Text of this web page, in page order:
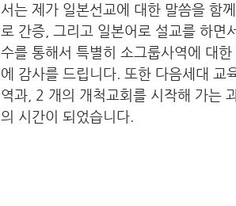
서는 제가 일본선교에 대한 말씀을 함
로 간증, 그리고 일본어로 설교를 하면
수를 통해서 특별히 소그룹사역에 대
에 감사를 드립니다. 또한 다음세대 교
역과, 2 개의 개척교회를 시작해 가는
의 시간이 되었습니다.